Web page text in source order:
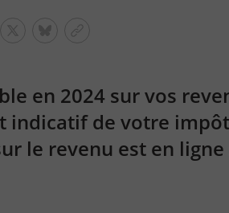
en 2024 sur vos
indicatif de votre impôt
le revenu est en